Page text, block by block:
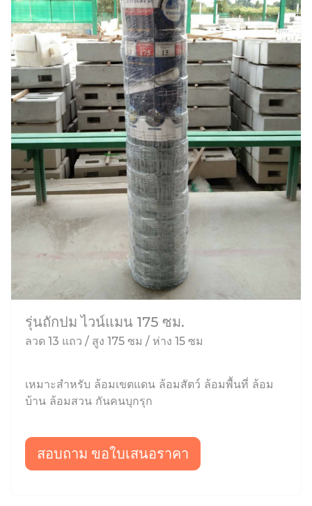
รุ่นถักปม ไวน์แมน 175 ซม.
ลวด 13 แถว / สูง 175 ซม / ห่าง 15 ซม
เหมาะสำหรับ ล้อมเขตแดน ล้อมสัตว์ ล้อมพื้นที่ ล้อม
บ้าน ล้อมสวน กันคนบุกรุก
สอบถาม ขอใบเสนอราคา